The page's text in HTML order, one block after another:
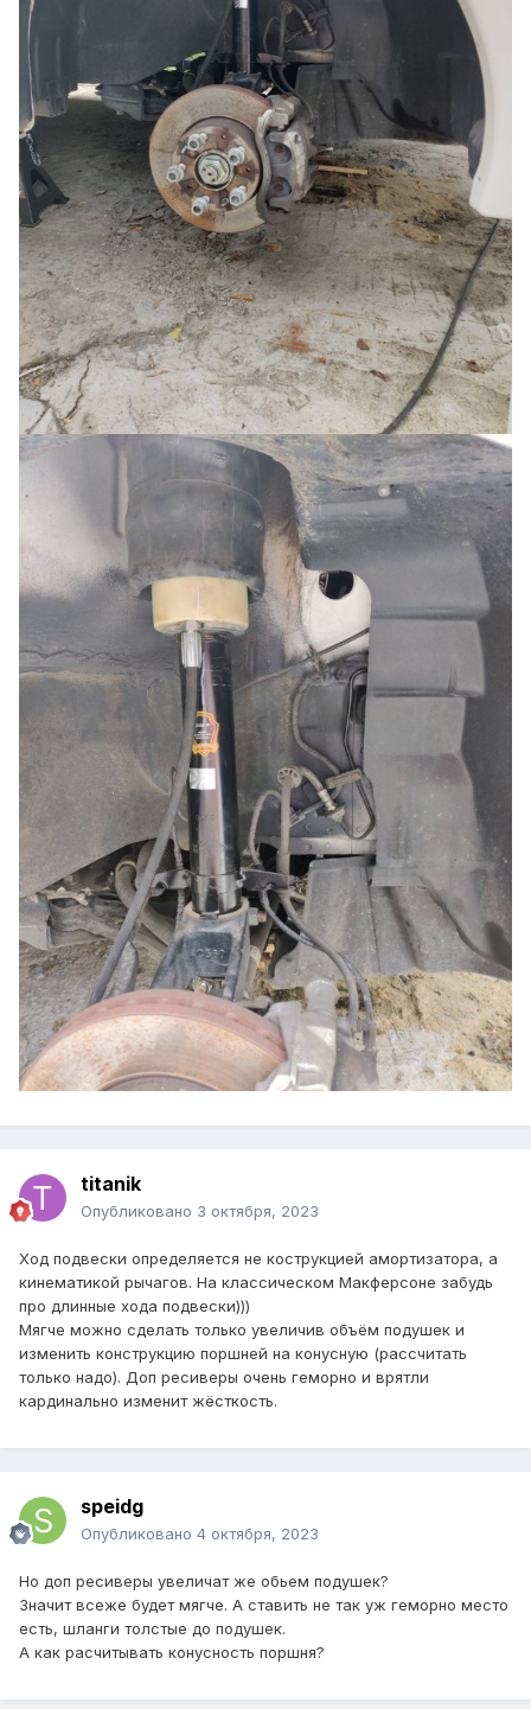
titanik
Опубликовано 3 октября, 2023
Ход подвески определяется не кострукцией амортизатора, а
кинематикой рычагов. На классическом Макферсоне забудь
про длинные хода подвески)))
Мягче можно сделать только увеличив объём подушек и
изменить конструкцию поршней на конусную (рассчитать
только надо). Доп ресиверы очень геморно и врятли
кардинально изменит жёсткость.
speidg
Опубликовано 4 октября, 2023
Но доп ресиверы увеличат же обьем подушек?
Значит всеже будет мягче. А ставить не так уж геморно место
есть, шланги толстые до подушек.
А как расчитывать конусность поршня?